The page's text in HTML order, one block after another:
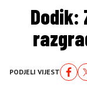
Dodik:
PODJELI VIJEST